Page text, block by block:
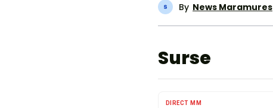
By News Maramures
Surse
DIRECT MM